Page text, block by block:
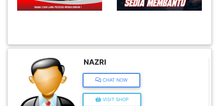
NAZRI
CHAT NOW
VISIT SHOP
RUMAH
BARANG
PERIBADI(4)